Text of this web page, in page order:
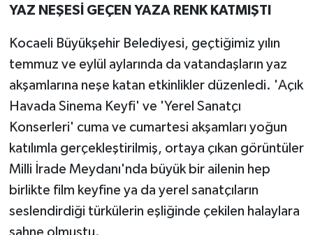
YAZ NEŞESİ GEÇEN YAZA RENK KATMIŞTI
Kocaeli Büyükşehir Belediyesi, geçtiğimiz yılın
temmuz ve eylül aylarında da vatandaşların yaz
akşamlarına neşe katan etkinlikler düzenledi. 'Açık
Havada Sinema Keyfi' ve 'Yerel Sanatçı
Konserleri' cuma ve cumartesi akşamları yoğun
katılımla gerçekleştirilmiş, ortaya çıkan görüntüler
Milli İrade Meydanı'nda büyük bir ailenin hep
birlikte film keyfine ya da yerel sanatçıların
seslendirdiği türkülerin eşliğinde çekilen halaylara